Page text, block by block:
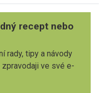
recept nebo
rady, tipy a návody
ve své e-